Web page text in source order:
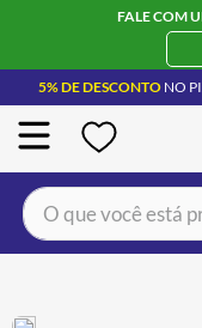
FALE COM
5% DE DESCONTO NO
O que você está